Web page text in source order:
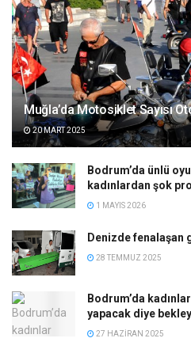
Muğla’da Motosiklet Sayısı
20 MART 2025
Bodrum’da ünlü
kadınlardan şok
1 MAYIS 2026
Denizde fenalaşan
28 TEMMUZ 2025
Bodrum’da
yapacak diye
27 HAZIRAN 2025